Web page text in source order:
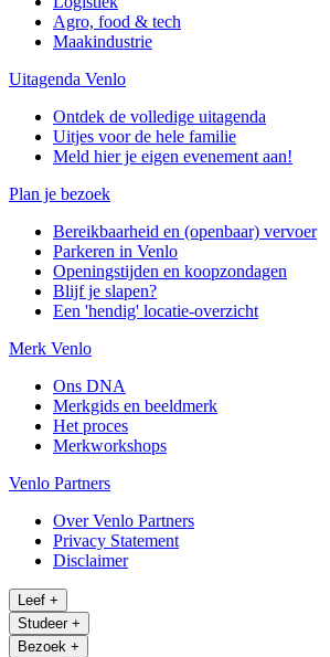
Agro, food & tech
Maakindustrie
Uitagenda Venlo
Ontdek de volledige uitagenda
Uitjes voor de hele familie
Meld hier je eigen evenement aan!
Plan je bezoek
Bereikbaarheid en (openbaar) vervoer
Parkeren in Venlo
Openingstijden en koopzondagen
Blijf je slapen?
Een 'hendig' locatie-overzicht
Merk Venlo
Ons DNA
Merkgids en beeldmerk
Het proces
Merkworkshops
Venlo Partners
Over Venlo Partners
Privacy Statement
Disclaimer
Leef +
Studeer +
Bezoek +